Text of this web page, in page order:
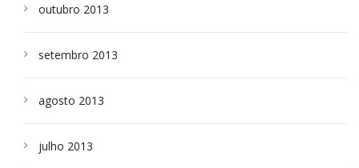
outubro 2013
setembro 2013
agosto 2013
julho 2013